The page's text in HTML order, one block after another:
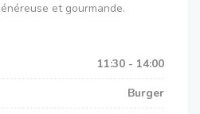
et gourmande.
11:30 - 14:00
Burger